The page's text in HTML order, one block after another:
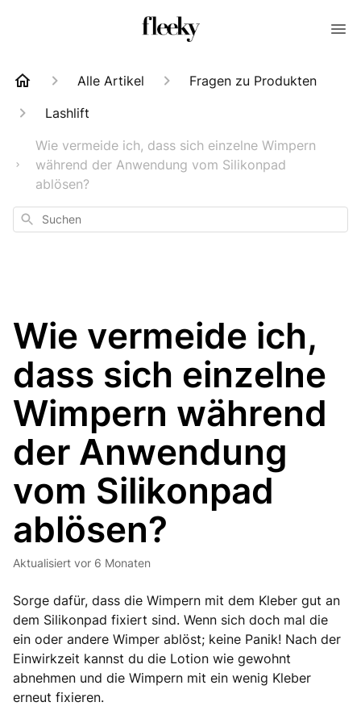
Alle Artikel
Fragen zu Produkten
Lashlift
Wie vermeide ich, dass sich einzelne Wimpern
während der Anwendung vom Silikonpad
ablösen?
Suchen
Wie vermeide ich,
dass sich einzelne
Wimpern während
der Anwendung
vom Silikonpad
ablösen?
Aktualisiert vor 6 Monaten
Sorge dafür, dass die Wimpern mit dem Kleber gut an
dem Silikonpad fixiert sind. Wenn sich doch mal die
ein oder andere Wimper ablöst; keine Panik! Nach der
Einwirkzeit kannst du die Lotion wie gewohnt
abnehmen und die Wimpern mit ein wenig Kleber
erneut fixieren.